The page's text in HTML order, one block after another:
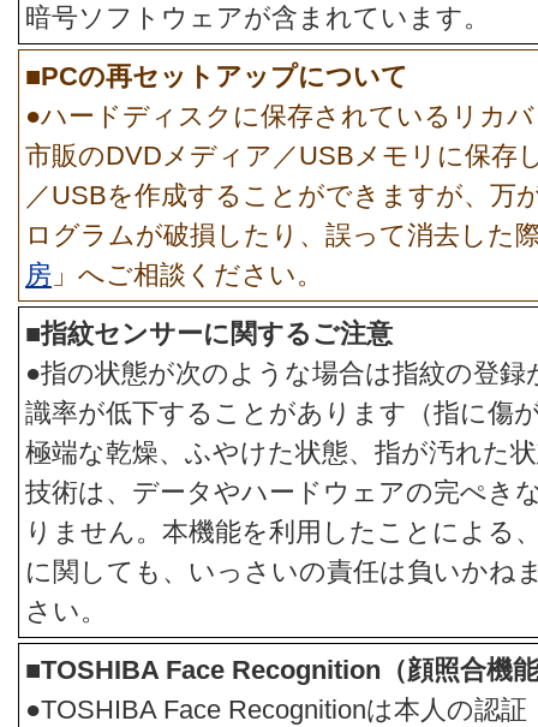
暗号ソフトウェアが含まれています。
■PCの再セットアップについて
●ハードディスクに保存されているリカ
市販のDVDメディア／USBメモリに保存
／USBを作成することができますが、万
ログラムが破損したり、誤って消去した
房 」へご相談ください。
■指紋センサーに関するご注意
●指の状態が次のような場合は指紋の登
識率が低下することがあります（指に傷
極端な乾燥、ふやけた状態、指が汚れた
技術は、データやハードウェアの完ぺき
りません。本機能を利用したことによる
に関しても、いっさいの責任は負いかね
さい。
■TOSHIBA Face Recognition（顔照合機
●TOSHIBA Face Recognitionは本人の認